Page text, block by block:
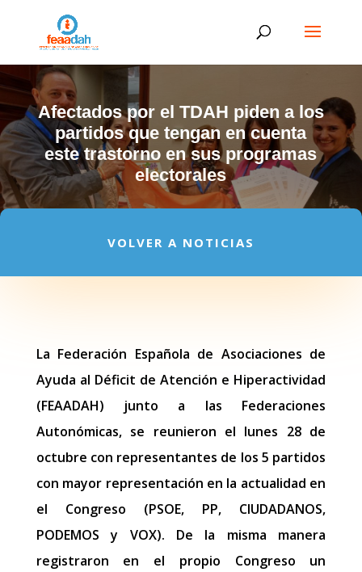
Afectados por el TDAH piden a los
partidos que tengan en cuenta
este trastorno en sus programas
electorales
VOLVER A NOTICIAS
La Federación Española de Asociaciones de
Ayuda al Déficit de Atención e Hiperactividad
(FEAADAH) junto a las Federaciones
Autonómicas, se reunieron el lunes 28 de
octubre con representantes de los 5 partidos
con mayor representación en la actualidad en
el Congreso (PSOE, PP, CIUDADANOS,
PODEMOS y VOX). De la misma manera
registraron en el propio Congreso un